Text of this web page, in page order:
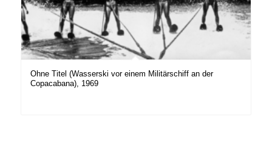
Ohne Titel (Wasserski vor einem Militärschiff an der
Copacabana), 1969